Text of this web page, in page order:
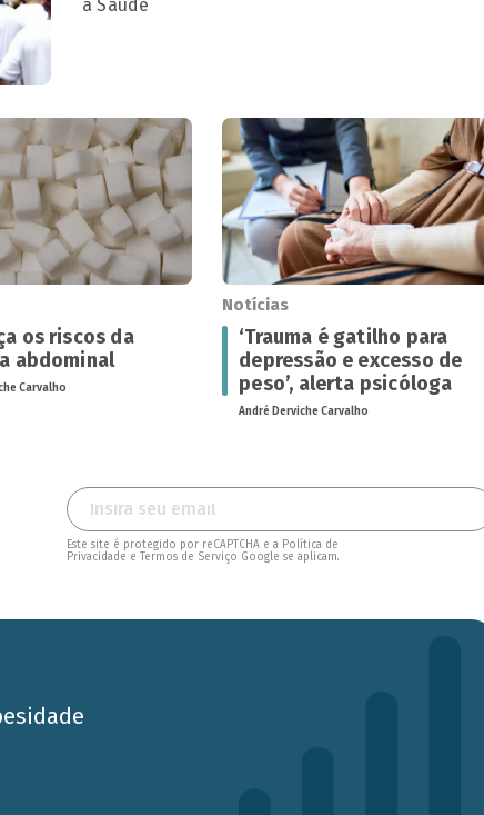
à Saúde
os riscos da
abdominal
Carvalho
Notícias
‘Trauma é gatilho para
depressão e excesso de
peso’, alerta psicóloga
André Derviche Carvalho
Este site é protegido por reCAPTCHA e a Política de
Privacidade e Termos de Serviço Google se aplicam.